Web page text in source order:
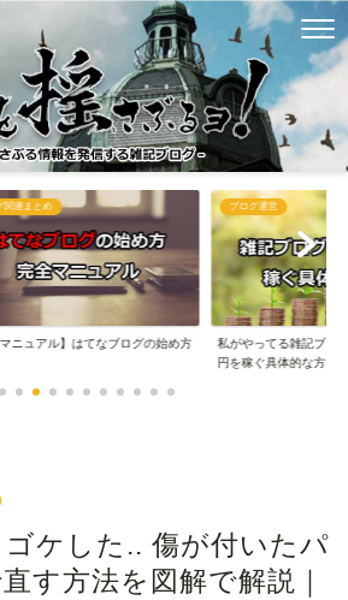
関連まとめ
マニュアル】はてなブログの始め方
ブログ運営
私がやってる雑記ブロ
円を稼ぐ具体的な方...
ケした.. 傷が付いたパ
す方法を図解で解説｜